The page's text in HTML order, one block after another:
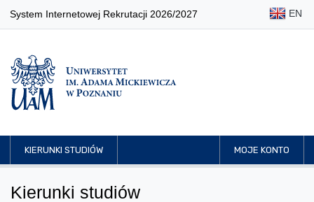
System Internetowej Rekrutacji 2026/2027 EN
KIERUNKI STUDIÓW MOJE KONTO
Kierunki studiów